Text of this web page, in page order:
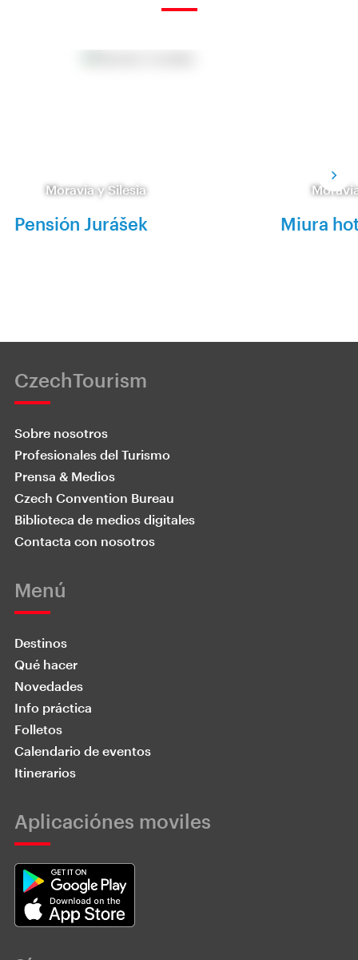
Moravia y Silesia
Pensión Jurášek Miura
CzechTourism
Sobre nosotros
Profesionales del Turismo
Prensa & Medios
Czech Convention Bureau
Biblioteca de medios digitales
Contacta con nosotros
Menú
Destinos
Qué hacer
Novedades
Info práctica
Folletos
Calendario de eventos
Itinerarios
Aplicaciónes moviles